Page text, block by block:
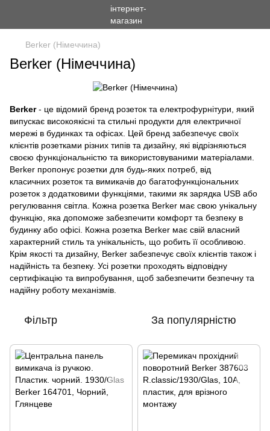
Berker (Німеччина)
Berker (Німеччина)
Berker- це відомий бренд розеток та електрофурнітури, який
випускає високоякісні та стильні продукти для електричної
мережі в будинках та офісах. Цей бренд забезпечує своїх
клієнтів розетками різних типів та дизайну, які відрізняються
своєю функціональністю та використовуваними матеріалами.
Berker пропонує розетки для будь-яких потреб, від
класичних розеток та вимикачів до багатофункціональних
розеток з додатковими функціями, такими як зарядка USB або
регулювання світла. Кожна розетка Berker має свою унікальну
функцію, яка допоможе забезпечити комфорт та безпеку в
будинку або офісі. Кожна розетка Berker має свій власний
характерний стиль та унікальність, що робить її особливою.
Крім якості та дизайну, Berker забезпечує своїх клієнтів також і
надійність та безпеку. Усі розетки проходять відповідну
сертифікацію та випробування, щоб забезпечити безпечну та
надійну роботу механізмів.
Фільтр За популярністю